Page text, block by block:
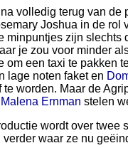
volledig terug van de
Joshua in de rol
minpuntjes zijn slechts
je zou voor minder
om een taxi te pakken
lage noten faket en
worden. Maar de
Malena Ernman stelen
wordt over twee
waar ze nu